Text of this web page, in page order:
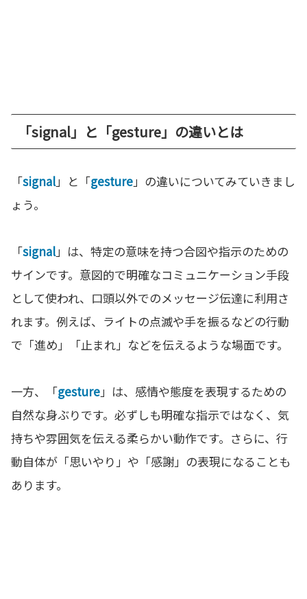
「signal」と「gesture」の違いとは
「signal」と「gesture」の違いについてみていきまし
ょう。
「signal」は、特定の意味を持つ合図や指示のための
サインです。意図的で明確なコミュニケーション手段
として使われ、口頭以外でのメッセージ伝達に利用さ
れます。例えば、ライトの点滅や手を振るなどの行動
で「進め」「止まれ」などを伝えるような場面です。
一方、「gesture」は、感情や態度を表現するための
自然な身ぶりです。必ずしも明確な指示ではなく、気
持ちや雰囲気を伝える柔らかい動作です。さらに、行
動自体が「思いやり」や「感謝」の表現になることも
あります。